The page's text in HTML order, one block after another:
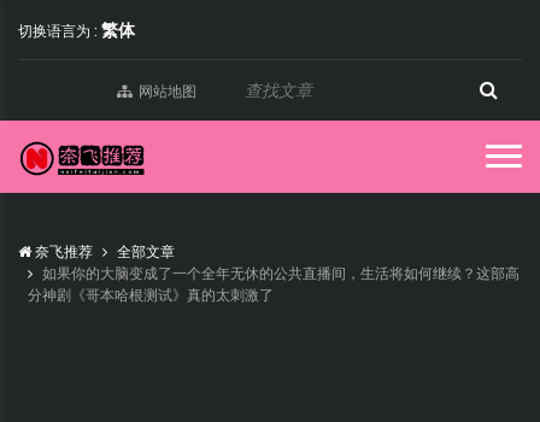
切换语言为 : 繁体
网站地图
奈飞推荐
全部文章
如果你的大脑变成了一个全年无休的公共直播间，生活将如何继续？这部高
分神剧《哥本哈根测试》真的太刺激了